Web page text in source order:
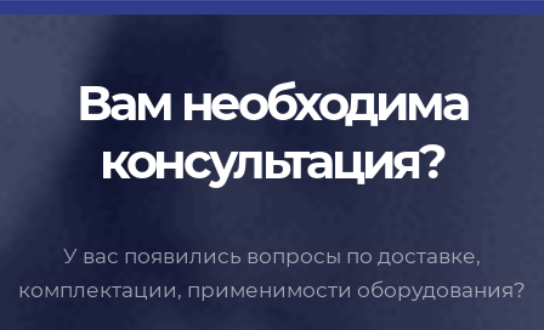
Вам необходима
консультация?
У вас появились вопросы по доставке,
комплектации, применимости оборудования?